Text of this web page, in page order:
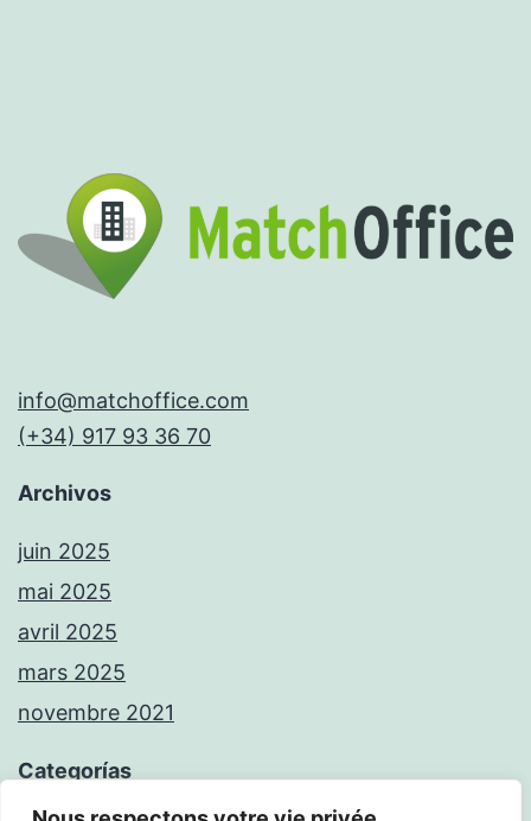
info@matchoffice.com
(+34) 917 93 36 70
Archivos
juin 2025
mai 2025
avril 2025
mars 2025
novembre 2021
Categorías